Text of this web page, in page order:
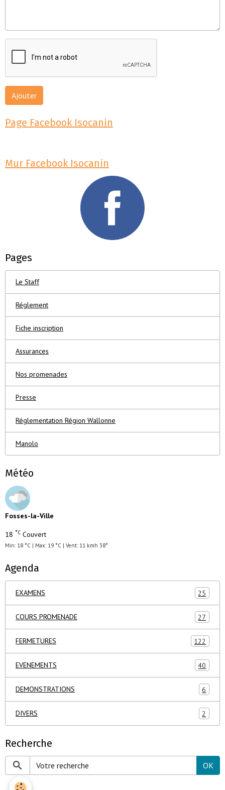
Ajouter
Page Facebook Isocanin
Mur Facebook Isocanin
Pages
Le Staff
Réglement
Fiche inscription
Assurances
Nos promenades
Presse
Réglementation Région Wallonne
Manolo
Météo
Fosses-la-Ville
18 °C Couvert
Min: 18 °C | Max: 19 °C | Vent: 11 kmh 38°
Agenda
EXAMENS 25
COURS PROMENADE 27
FERMETURES 122
EVENEMENTS 40
DEMONSTRATIONS 6
DIVERS 2
Recherche
OK